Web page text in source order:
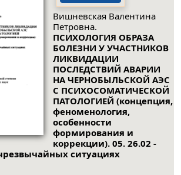
Вишневская Валентина
Петровна.
ПСИХОЛОГИЯ ОБРАЗА
БОЛЕЗНИ У УЧАСТНИКОВ
ЛИКВИДАЦИИ
ПОСЛЕДСТВИЙ АВАРИИ
НА ЧЕРНОБЫЛЬСКОЙ АЭС
С ПСИХОСОМАТИЧЕСКОЙ
ПАТОЛОГИЕЙ (концепция,
феноменология,
особенности
формирования и
коррекции). 05. 26.02 -
ситуациях